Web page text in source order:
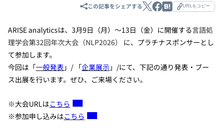
この記事をシェアする URLをコピー
ARISE analyticsは、3月9日（月）～13日（金）に開催する言語処
理学会第32回年次大会（NLP2026）
に、プラチナスポンサーとし
て参加します。
今回は「一般発表 」 / 「企業展示」/にて、下記の通り発表・ブー
ス出展を行います。 ぜひ、ご来場ください。
※大会URLはこちら
※参加申し込みはこちら